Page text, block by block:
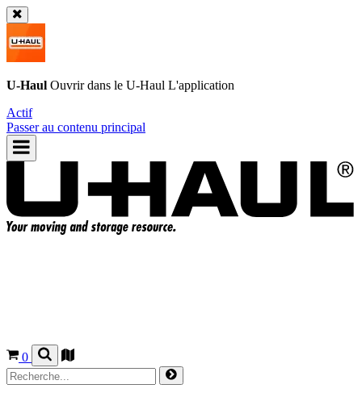
U-Haul Ouvrir dans le U-Haul L'application
Actif
Passer au contenu principal
0